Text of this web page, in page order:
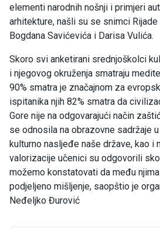
elementi narodnih nošnji i primjeri
arhitekture, našli su se snimci
Bogdana Savićevića i Darisa Vulića.
Skoro svi anketirani srednjoškolci
i njegovog okruženja smatraju
90% smatra je značajnom za
ispitanika njih 82% smatra da
Gore nije na odgovarajući način
se odnosila na obrazovne sadržaje
kulturno nasljeđe naše države, kao i
valorizacije učenici su odgovorili
možemo konstatovati da među
podjeljeno mišljenje, saopštio je
Neđeljko Đurović